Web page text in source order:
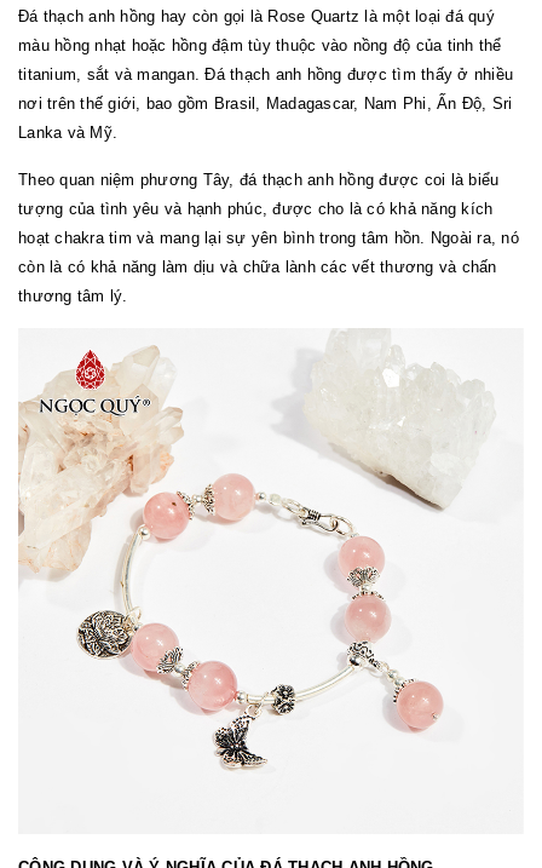
Đá thạch anh hồng hay còn gọi là Rose Quartz là một loại đá quý
màu hồng nhạt hoặc hồng đậm tùy thuộc vào nồng độ của tinh thể
titanium, sắt và mangan. Đá thạch anh hồng được tìm thấy ở nhiều
nơi trên thế giới, bao gồm Brasil, Madagascar, Nam Phi, Ấn Độ, Sri
Lanka và Mỹ.
Theo quan niệm phương Tây, đá thạch anh hồng được coi là biểu
tượng của tình yêu và hạnh phúc, được cho là có khả năng kích
hoạt chakra tim và mang lại sự yên bình trong tâm hồn. Ngoài ra, nó
còn là có khả năng làm dịu và chữa lành các vết thương và chấn
thương tâm lý.